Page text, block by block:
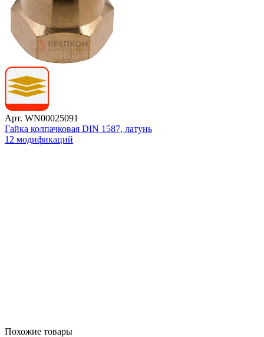
Арт. WN00025091
Гайка колпачковая DIN 1587, латунь
12 модификаций
Похожие товары